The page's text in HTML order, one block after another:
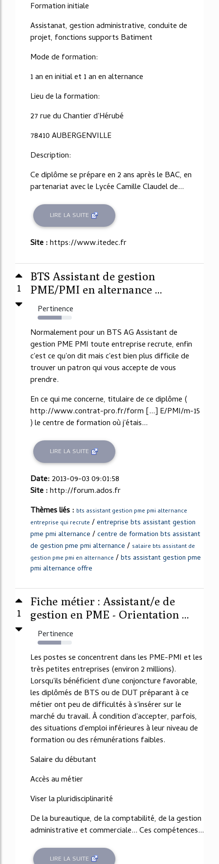
Formation initiale
Assistanat, gestion administrative, conduite de
projet, fonctions supports Batiment
Mode de formation:
1 an en initial et 1 an en alternance
Lieu de la formation:
27 rue du Chantier d'Hérubé
78410 AUBERGENVILLE
Description:
Ce diplôme se prépare en 2 ans après le BAC, en
partenariat avec le Lycée Camille Claudel de...
LIRE LA SUITE
Site :https://www.itedec.fr
1
BTS Assistant de gestion
PME/PMI en alternance ...
Pertinence
70%
Normalement pour un BTS AG Assistant de
gestion PME PMI toute entreprise recrute, enfin
c'est ce qu'on dit mais c'est bien plus difficile de
trouver un patron qui vous accepte de vous
prendre.
En ce qui me concerne, titulaire de ce diplôme (
http://www.contrat-pro.fr/form [...] E/PMI/m-15
) le centre de formation où j'étais...
LIRE LA SUITE
Date: 2013-09-03 09:01:58
Site :http://forum.ados.fr
Thèmes liés : bts assistant gestion pme pmi alternance
entreprise qui recrute /entreprise bts assistant gestion
pme pmi alternance /centre de formation bts assistant
de gestion pme pmi alternance / salaire bts assistant de
gestion pme pmi en alternance /bts assistant gestion pme
pmi alternance offre
1
Fiche métier : Assistant/e de
gestion en PME - Orientation ...
Pertinence
68%
Les postes se concentrent dans les PME-PMI et les
très petites entreprises (environ 2 millions).
Lorsqu'ils bénéficient d'une conjoncture favorable,
les diplômés de BTS ou de DUT préparant à ce
métier ont peu de difficultés à s'insérer sur le
marché du travail. À condition d'accepter, parfois,
des situations d'emploi inférieures à leur niveau de
formation ou des rémunérations faibles.
Salaire du débutant
Accès au métier
Viser la pluridisciplinarité
De la bureautique, de la comptabilité, de la gestion
administrative et commerciale... Ces compétences...
LIRE LA SUITE